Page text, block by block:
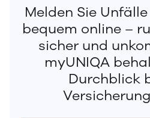
Melden Sie
bequem online –
sicher und
myUNIQA
Durchblick